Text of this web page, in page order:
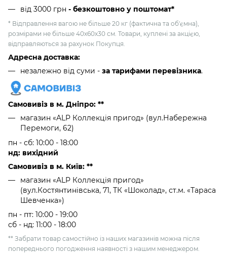
від 3000 грн - безкоштовно у поштомат*
* Відправлення вагою не більше 20 кг (фактична та об'ємна),
розмірами не більше 40х60х30 см. Товари, куплені за акцією,
відправляються за рахунок Покупця.
Адресна доставка:
незалежно від суми - за тарифами перевізника.
Самовивіз в м. Дніпро: **
магазин «ALP Коллекція пригод» (вул.Набережна
Перемоги, 62)
пн - сб: 10:00 - 18:00
нд: вихідний
Самовивіз в м. Київ: **
магазин «ALP Коллекція пригод»
(вул.Костянтинівська, 71, ТК «Шоколад», ст.м. «Тараса
Шевченка»)
пн - пт: 10:00 - 19:00
сб - нд: 11:00 - 18:00
** Забрати товар самостійно із наших магазинів можна після
попереднього погодження наявності з нашим менеджером.